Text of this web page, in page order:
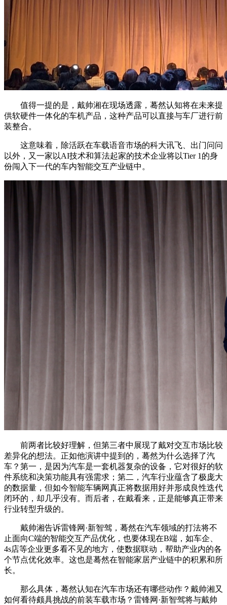
值得一提的是，戴帅湘在现场透露，蓦然认知将在未来提
供软硬件一体化的车机产品，这种产品可以直接与车厂进行前
装整合。
这意味着，除活跃在车载语音市场的科大讯飞、出门问问
以外，又一家以AI技术和算法起家的技术企业将以Tier 1的身
份闯入下一代的车内智能交互产业链中。
前两者比较好理解，但第三者中展现了戴对交互市场比较
差异化的想法。正如他演讲中提到的，蓦然为什么选择了汽
车？第一，是因为汽车是一套机器复杂的设备，它对很好的软
件系统和决策功能具有强需求；第二，汽车行业蕴含了极庞大
的数据量，但如今智能车辆网真正将数据用好并形成良性迭代
闭环的，却几乎没有。而后者，在戴看来，正是能够真正带来
行业转型升级的。
戴帅湘告诉雷锋网·新智驾，蓦然在汽车领域的打法将不
止面向C端的智能交互产品优化，也要体现在B端，如车企、
4s店等企业更多看不见的地方，使数据联动，帮助产业内的各
个节点优化效率。这也是蓦然在智能家居产业链中的积累和所
长。
那么具体，蓦然认知在汽车市场还有哪些动作？戴帅湘又
如何看待颇具挑战的前装车载市场？雷锋网·新智驾将与戴帅